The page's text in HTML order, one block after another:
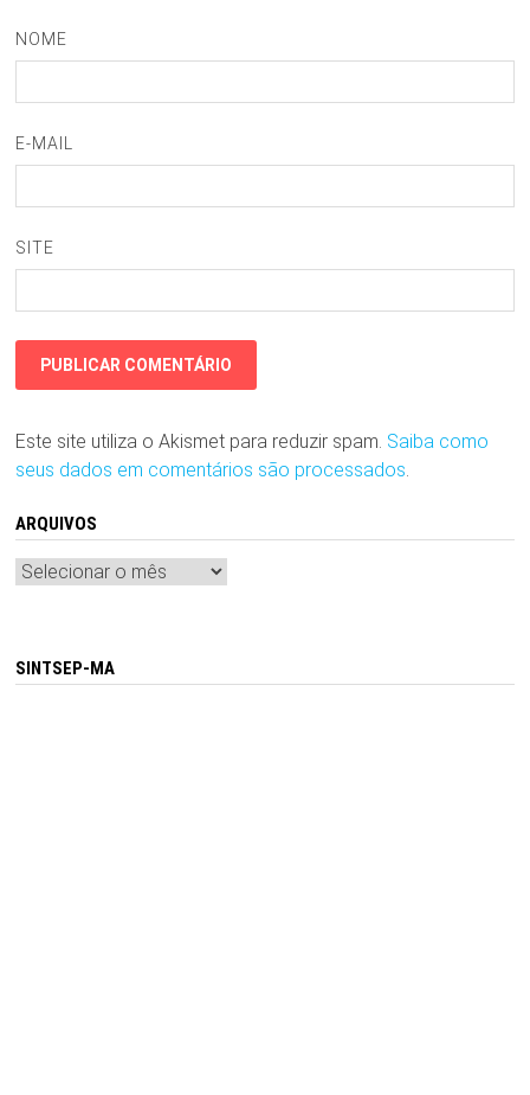
NOME
E-MAIL
SITE
Este site utiliza o Akismet para reduzir spam. Saiba como
seus dados em comentários são processados.
ARQUIVOS
Arquivos
SINTSEP-MA